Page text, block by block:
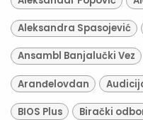
Aleksandra Spasojević
Ansambl Banjalučki Vez
Aranđelovdan
BIOS Plus Birački